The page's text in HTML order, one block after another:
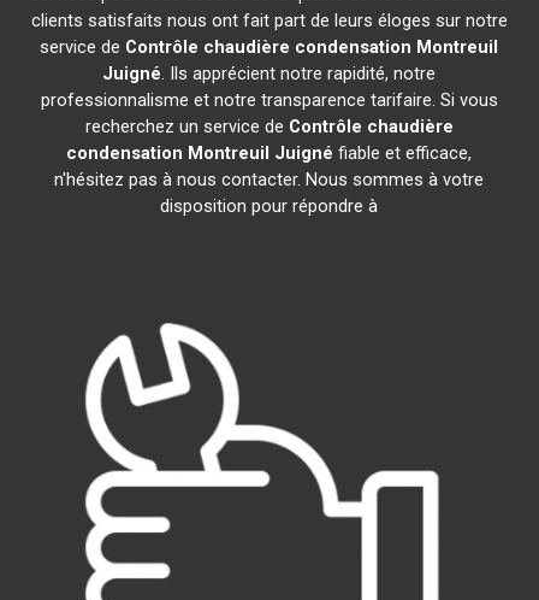
clients satisfaits nous ont fait part de leurs éloges sur notre
service de Contrôle chaudière condensation Montreuil
Juigné. Ils apprécient notre rapidité, notre
professionnalisme et notre transparence tarifaire. Si vous
recherchez un service de Contrôle chaudière
condensation Montreuil Juigné fiable et efficace,
n'hésitez pas à nous contacter. Nous sommes à votre
disposition pour répondre à